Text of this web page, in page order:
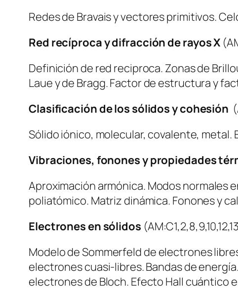
Redes de Bravais y vectores primitivos.
Red recíproca y difracción de rayos X
Definición de red reciproca. Zonas de
Laue y de Bragg. Factor de estructura y
Clasificación de los sólidos y cohesión
Sólido iónico, molecular, covalente,
Vibraciones, fonones y propiedades
Aproximación armónica. Modos normales
poliatómico. Matriz dinámica. Fonones y
Electrones en sólidos
Modelo de Sommerfeld de electrones
electrones cuasi-libres. Bandas de
electrones de Bloch. Efecto Hall cuántico